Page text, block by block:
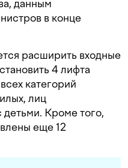
данным
в конце
расширить входные
4 лифта
категорий
лиц
Кроме того,
еще 12